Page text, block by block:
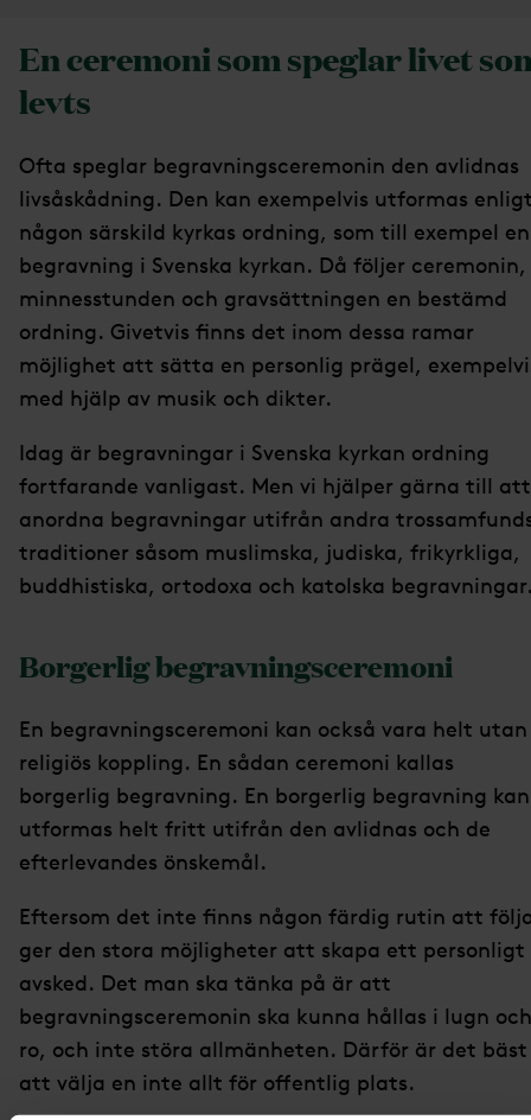
En ceremoni som speglar livet
levts
Ofta speglar begravningsceremonin den avlidnas
livsåskådning. Den kan exempelvis utformas
någon särskild kyrkas ordning, som till exempel en
begravning i Svenska kyrkan. Då följer ceremonin,
minnesstunden och gravsättningen en bestämd
ordning. Givetvis finns det inom dessa ramar
möjlighet att sätta en personlig prägel,
med hjälp av musik och dikter.
Idag är begravningar i Svenska kyrkan ordning
fortfarande vanligast. Men vi hjälper gärna till att
anordna begravningar utifrån andra
traditioner såsom muslimska, judiska, frikyrkliga,
buddhistiska, ortodoxa och katolska
Borgerlig begravningsceremoni
En begravningsceremoni kan också vara helt utan
religiös koppling. En sådan ceremoni kallas
borgerlig begravning. En borgerlig begravning kan
utformas helt fritt utifrån den avlidnas och de
efterlevandes önskemål.
Eftersom det inte finns någon färdig rutin att
ger den stora möjligheter att skapa ett personligt
avsked. Det man ska tänka på är att
begravningsceremonin ska kunna hållas i lugn och
ro, och inte störa allmänheten. Därför är det bäst
att välja en inte allt för offentlig plats.